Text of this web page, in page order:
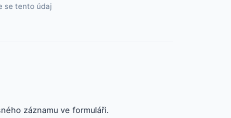
se tento údaj
záznamu ve formuláři.